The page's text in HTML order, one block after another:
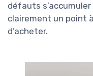
défauts
clairement un point
d’acheter.